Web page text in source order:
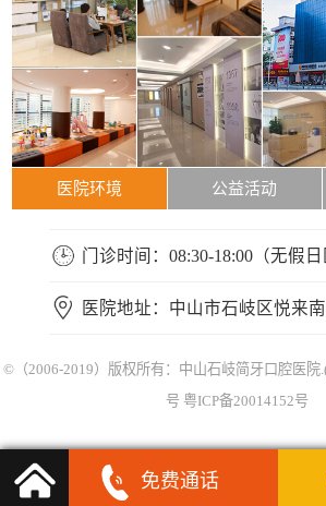
医院环境 公益活动
门诊时间：08:30-18:00（无假日
医院地址：中山市石岐区悦来
©（2006-2019）版权所有：中山石岐简牙口腔医院
号 粤ICP备20014152号
免费通话